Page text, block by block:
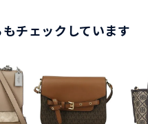
チェックしています